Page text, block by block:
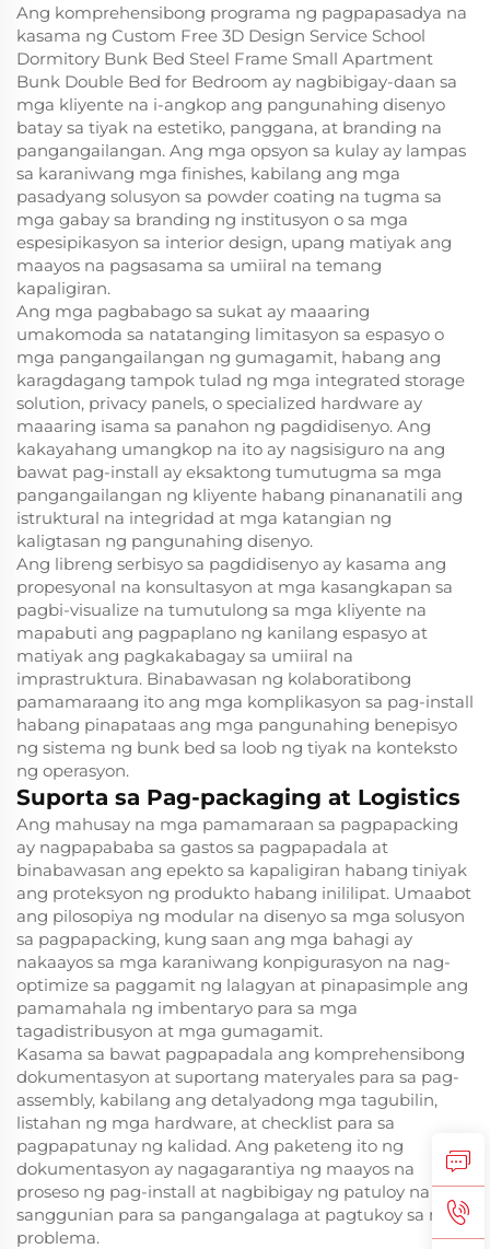
Ang komprehensibong programa ng pagpapasadya na
kasama ng Custom Free 3D Design Service School
Dormitory Bunk Bed Steel Frame Small Apartment
Bunk Double Bed for Bedroom ay nagbibigay-daan sa
mga kliyente na i-angkop ang pangunahing disenyo
batay sa tiyak na estetiko, panggana, at branding na
pangangailangan. Ang mga opsyon sa kulay ay lampas
sa karaniwang mga finishes, kabilang ang mga
pasadyang solusyon sa powder coating na tugma sa
mga gabay sa branding ng institusyon o sa mga
espesipikasyon sa interior design, upang matiyak ang
maayos na pagsasama sa umiiral na temang
kapaligiran.
Ang mga pagbabago sa sukat ay maaaring
umakomoda sa natatanging limitasyon sa espasyo o
mga pangangailangan ng gumagamit, habang ang
karagdagang tampok tulad ng mga integrated storage
solution, privacy panels, o specialized hardware ay
maaaring isama sa panahon ng pagdidisenyo. Ang
kakayahang umangkop na ito ay nagsisiguro na ang
bawat pag-install ay eksaktong tumutugma sa mga
pangangailangan ng kliyente habang pinananatili ang
istruktural na integridad at mga katangian ng
kaligtasan ng pangunahing disenyo.
Ang libreng serbisyo sa pagdidisenyo ay kasama ang
propesyonal na konsultasyon at mga kasangkapan sa
pagbi-visualize na tumutulong sa mga kliyente na
mapabuti ang pagpaplano ng kanilang espasyo at
matiyak ang pagkakabagay sa umiiral na
imprastruktura. Binabawasan ng kolaboratibong
pamamaraang ito ang mga komplikasyon sa pag-install
habang pinapataas ang mga pangunahing benepisyo
ng sistema ng bunk bed sa loob ng tiyak na konteksto
ng operasyon.
Suporta sa Pag-packaging at Logistics
Ang mahusay na mga pamamaraan sa pagpapacking
ay nagpapababa sa gastos sa pagpapadala at
binabawasan ang epekto sa kapaligiran habang tiniyak
ang proteksyon ng produkto habang inililipat. Umaabot
ang pilosopiya ng modular na disenyo sa mga solusyon
sa pagpapacking, kung saan ang mga bahagi ay
nakaayos sa mga karaniwang konpigurasyon na nag-
optimize sa paggamit ng lalagyan at pinapasimple ang
pamamahala ng imbentaryo para sa mga
tagadistribusyon at mga gumagamit.
Kasama sa bawat pagpapadala ang komprehensibong
dokumentasyon at suportang materyales para sa pag-
assembly, kabilang ang detalyadong mga tagubilin,
listahan ng mga hardware, at checklist para sa
pagpapatunay ng kalidad. Ang paketeng ito ng
dokumentasyon ay nagagarantiya ng maayos na
proseso ng pag-install at nagbibigay ng patuloy na
sanggunian para sa pangangalaga at pagtukoy sa mga
problema.